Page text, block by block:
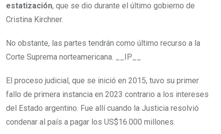
estatización, que se dio durante el último gobierno de
Cristina Kirchner.
No obstante, las partes tendrán como último recurso a la
Corte Suprema norteamericana. __IP__
El proceso judicial, que se inició en 2015, tuvo su primer
fallo de primera instancia en 2023 contrario a los intereses
del Estado argentino. Fue allí cuando la Justicia resolvió
condenar al país a pagar los US$16.000 millones.